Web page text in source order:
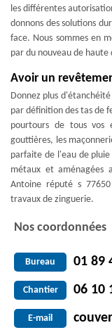
les différentes
donnons des solutions
face. Nous sommes en
par du nouveau de haute
Avoir un
Donnez plus
par définition des tas de
pourtours de tous vos
gouttières, les
parfaite de l'eau de
métaux et aménagées
Antoine réputé s
travaux de zinguerie.
Nos coordonnées
Bureau 01 89
Chantier 06 10
E-mail